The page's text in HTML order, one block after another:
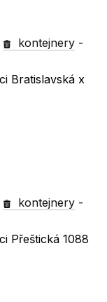
kontejnery -
Bratislavská x
kontejnery -
Přeštická 1088